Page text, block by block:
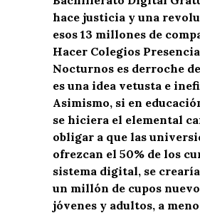
hace justicia y una
esos 13 millones de
Hacer Colegios
Nocturnos es derroche
es una idea vetusta e
Asimismo, si en
se hiciera el elemental
obligar a que las
ofrezcan el 50% de los
sistema digital, se
un millón de cupos
jóvenes y adultos, a